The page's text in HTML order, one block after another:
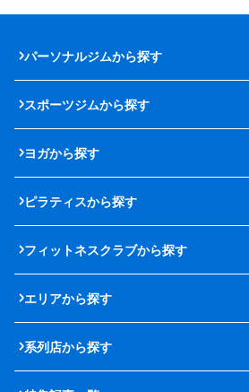
パーソナルジムから探す
スポーツジムから探す
ヨガから探す
ピラティスから探す
フィットネスクラブから探す
エリアから探す
系列店から探す